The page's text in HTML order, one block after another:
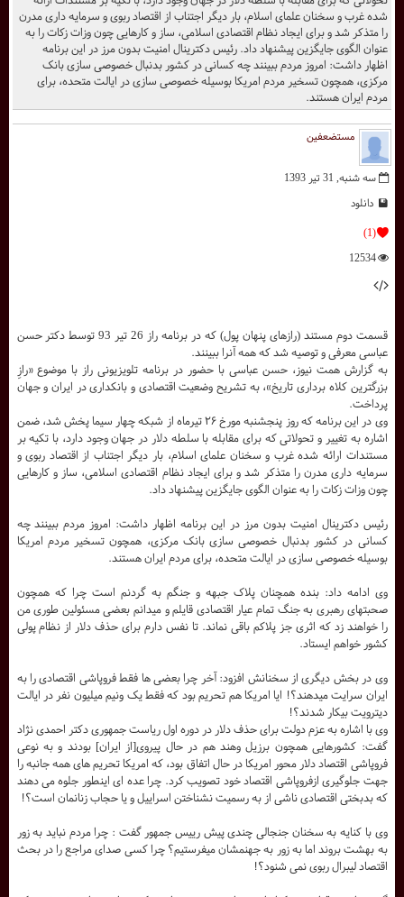
شده غرب و سخنان علمای اسلام، بار دیگر اجتناب از اقتصاد ربوی و سرمایه داری مدرن
را متذکر شد و برای ایجاد نظام اقتصادی اسلامی، ساز و کارهایی چون وزات زکات را به
عنوان الگوی جایگزین پیشنهاد داد. رئیس دکترینال امنیت بدون مرز در این برنامه
اظهار داشت: امروز مردم ببینند چه کسانی در کشور بدنبال خصوصی سازی بانک
مرکزی، همچون تسخیر مردم امریکا بوسیله خصوصی سازی در ایالت متحده، برای
مردم ایران هستند.
مستضعفین
سه شنبه, 31 تیر 1393
دانلود
(1)
12534
قسمت دوم مستند (رازهای پنهان پول) که در برنامه راز 26 تیر 93 توسط دکتر حسن
عباسی معرفی و توصیه شد که همه آنرا ببینند.
به گزارش همت نیوز، حسن عباسی با حضور در برنامه تلویزیونی راز با موضوع «رازِ
بزرگترین کلاه برداری تاریخ»، به تشریح وضعیت اقتصادی و بانکداری در ایران و جهان
پرداخت.
وی در این برنامه که روز پنجشنبه مورخ ۲۶ تیرماه از شبکه چهار سیما پخش شد، ضمن
اشاره به تغییر و تحولاتی که برای مقابله با سلطه دلار در جهان وجود دارد، با تکیه بر
مستندات ارائه شده غرب و سخنان علمای اسلام، بار دیگر اجتناب از اقتصاد ربوی و
سرمایه داری مدرن را متذکر شد و برای ایجاد نظام اقتصادی اسلامی، ساز و کارهایی
چون وزات زکات را به عنوان الگوی جایگزین پیشنهاد داد.
رئیس دکترینال امنیت بدون مرز در این برنامه اظهار داشت: امروز مردم ببینند چه
کسانی در کشور بدنبال خصوصی سازی بانک مرکزی، همچون تسخیر مردم امریکا
بوسیله خصوصی سازی در ایالت متحده، برای مردم ایران هستند.
وی ادامه داد: بنده همچنان پلاک جبهه و جنگم به گردنم است چرا که همچون
صحبتهای رهبری به جنگ تمام عیار اقتصادی قایلم و میدانم بعضی مسئولین طوری من
را خواهند زد که اثری جز پلاکم باقی نماند. تا نفس دارم برای حذف دلار از نظام پولی
کشور خواهم ایستاد.
وی در بخش دیگری از سخنانش افزود: آخر چرا بعضی ها فقط فروپاشی اقتصادی را به
ایران سرایت میدهند؟! ایا امریکا هم تحریم بود که فقط یک ونیم میلیون نفر در ایالت
دیترویت بیکار شدند؟!
وی با اشاره به عزم دولت برای حذف دلار در دوره اول ریاست جمهوری دکتر احمدی نژاد
گفت: کشورهایی همچون برزیل وهند هم در حال پیروی[از ایران] بودند و به نوعی
فروپاشی اقتصاد دلار محور امریکا در حال اتفاق بود، که امریکا تحریم های همه جانبه را
جهت جلوگیری ازفروپاشی اقتصاد خود تصویب کرد. چرا عده ای اینطور جلوه می دهند
که بدبختی اقتصادی ناشی از به رسمیت نشناختن اسراییل و یا حجاب زنانمان است؟!
وی با کنایه به سخنان جنجالی چندی پیش رییس جمهور گفت : چرا مردم نباید به زور
به بهشت بروند اما به زور به جهنمشان میفرستیم؟ چرا کسی صدای مراجع را در بحث
اقتصاد لیبرال ربوی نمی شنود؟!